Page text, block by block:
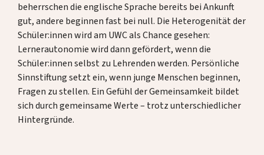
Alumni
Gastfamilien
Kontakt
Spenden
beherrschen die englische Sprache bereits bei Ankunft
gut, andere beginnen fast bei null. Die Heterogenität der
Schüler:innen wird am UWC als Chance gesehen:
Lernerautonomie wird dann gefördert, wenn die
Schüler:innen selbst zu Lehrenden werden. Persönliche
Sinnstiftung setzt ein, wenn junge Menschen beginnen,
Fragen zu stellen. Ein Gefühl der Gemeinsamkeit bildet
sich durch gemeinsame Werte – trotz unterschiedlicher
Hintergründe.